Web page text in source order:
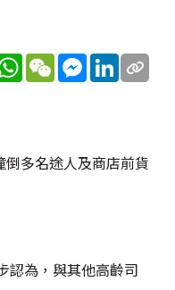
WhatsApp
WeChatMessenger
LinkedIn
多名途人及商店前貨
認為，與其他高齡司